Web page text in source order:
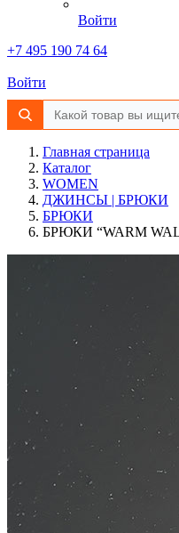
Войти
+7 495 190 74 64
Войти
Главная страница
Каталог
WOMEN
ДЖИНСЫ | БРЮКИ
БРЮКИ
БРЮКИ “WARM